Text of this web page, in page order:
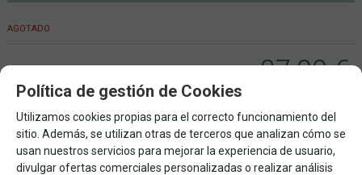
AGOTADO
27,90 €
FAMILIAS RELACIONADAS
PUZZLES POR MARCAS
PUZZLES ESPECIALES
Política de gestión de Cookies
Utilizamos cookies propias para el correcto funcionamiento del
sitio. Además, se utilizan otras de terceros que analizan cómo se
usan nuestros servicios para mejorar la experiencia de usuario,
divulgar ofertas comerciales personalizadas o realizar análisis